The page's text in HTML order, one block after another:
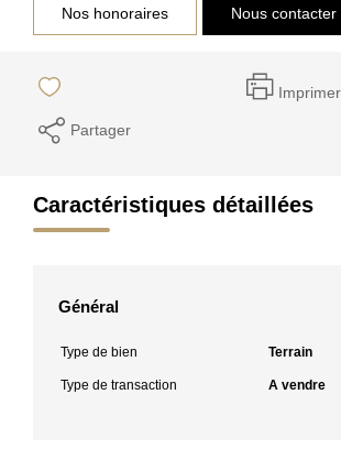
Nos honoraires Nous contacter
Imprimer
Partager
Caractéristiques détaillées
Général
Type de bien Terrain
Type de transaction A vendre